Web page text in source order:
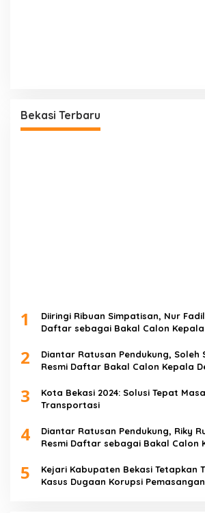
Bekasi Terbaru
1
Diiringi Ribuan Simpatisan, Nur
Daftar sebagai Bakal Calon
2
Diantar Ratusan Pendukung, Soleh
Resmi Daftar Bakal Calon Kepala
3
Kota Bekasi 2024: Solusi Tepat
Transportasi
4
Diantar Ratusan Pendukung, Riky
Resmi Daftar sebagai Bakal Calon
5
Kejari Kabupaten Bekasi Tetapkan
Kasus Dugaan Korupsi